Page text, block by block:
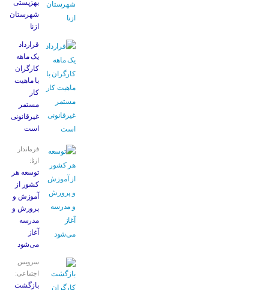
بهزیستی
شهرستان
ازنا
قرارداد
یک ماهه
کارگران
با ماهیت
کار
مستمر
غیرقانونی
است
فرماندار
ازنا:
توسعه هر
کشور از
آموزش و
پرورش و
مدرسه
آغاز
می‌شود
سرویس
اجتماعی:
بازگشت